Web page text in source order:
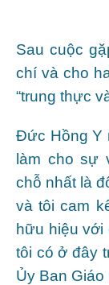
Sau cuộc
chí và cho
“trung thực
Đức Hồng Y
làm cho sự
chỗ nhất là
và tôi cam
hữu hiệu với
tôi có ở đây
Ủy Ban Giáo